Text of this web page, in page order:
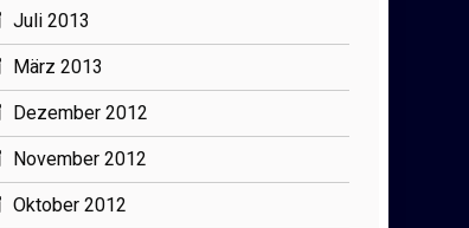
Juli 2013
März 2013
Dezember 2012
November 2012
Oktober 2012